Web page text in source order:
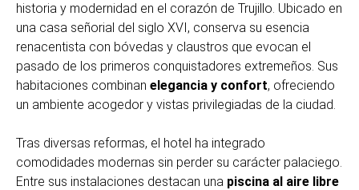
historia y modernidad en el corazón de Trujillo. Ubicado en
una casa señorial del siglo XVI, conserva su esencia
renacentista con bóvedas y claustros que evocan el
pasado de los primeros conquistadores extremeños. Sus
habitaciones combinan elegancia y confort, ofreciendo
un ambiente acogedor y vistas privilegiadas de la ciudad.
Tras diversas reformas, el hotel ha integrado
comodidades modernas sin perder su carácter palaciego.
Entre sus instalaciones destacan una piscina al aire libre